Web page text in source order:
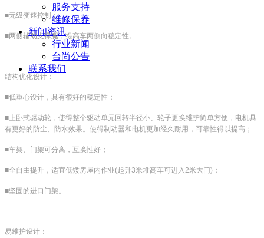
服务支持
维修保养
新闻资讯
行业新闻
台尚公告
联系我们
■无级变速控制；
■两侧辅助支撑腿，提高车两侧向稳定性。
结构优化设计：
■低重心设计，具有很好的稳定性；
■上卧式驱动轮，使得整个驱动单元回转半径小、轮子更换维护简单方便，电机具
有更好的防尘、防水效果。使得制动器和电机更加经久耐用，可靠性得以提高；
■车架、门架可分离，互换性好；
■全自由提升，适宜低矮房屋内作业(起升3米堆高车可进入2米大门) ；
■坚固的进口门架。
易维护设计：